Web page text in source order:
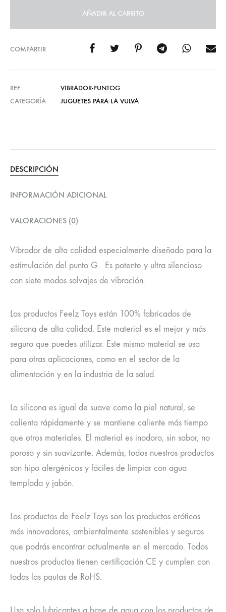
AÑADIR AL CARRITO
COMPARTIR
REF.
VIBRADOR-PUNTOG
CATEGORÍA
JUGUETES PARA LA VULVA
DESCRIPCIÓN
INFORMACIÓN ADICIONAL
VALORACIONES (0)
Vibrador de alta calidad especialmente diseñado para la
estimulación del punto G. Es potente y ultra silencioso
con siete modos salvajes de vibración.
Los productos Feelz Toys están 100% fabricados de
silicona de alta calidad. Este material es el mejor y más
seguro que puedes utilizar. Este mismo material se usa
para otras aplicaciones, como en el sector de la
alimentación y en la industria de la salud.
La silicona es igual de suave como la piel natural, se
calienta rápidamente y se mantiene caliente más tiempo
que otros materiales. El material es inodoro, sin sabor, no
poroso y sin suavizante. Además, todos nuestros productos
son hipo alergénicos y fáciles de limpiar con agua
templada y jabón.
Los productos de Feelz Toys son los productos eróticos
más innovadores, ambientalmente sostenibles y seguros
que podrás encontrar actualmente en el mercado. Todos
nuestros productos tienen certificación CE y cumplen con
todas las pautas de RoHS.